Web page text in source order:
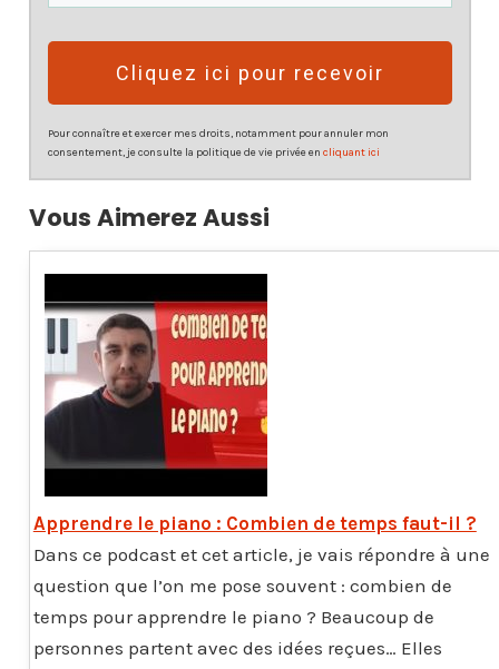
Cliquez ici pour recevoir
Pour connaître et exercer mes droits, notamment pour annuler mon
consentement, je consulte la politique de vie privée en cliquant ici
Vous Aimerez Aussi
Apprendre le piano : Combien de temps faut-il ?
Dans ce podcast et cet article, je vais répondre à une
question que l’on me pose souvent : combien de
temps pour apprendre le piano ? Beaucoup de
personnes partent avec des idées reçues… Elles